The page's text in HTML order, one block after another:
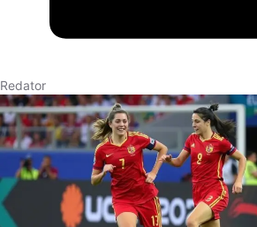
Redator